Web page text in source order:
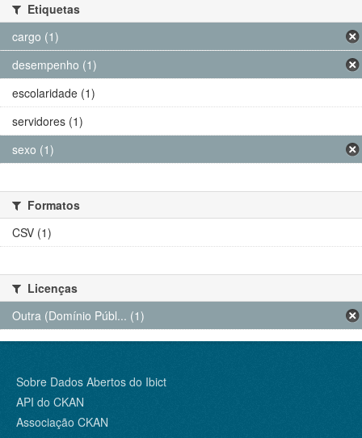
Etiquetas
cargo (1)
desempenho (1)
escolaridade (1)
servidores (1)
sexo (1)
Formatos
CSV (1)
Licenças
Outra (Domínio Públ... (1)
Sobre Dados Abertos do Ibict
API do CKAN
Associação CKAN